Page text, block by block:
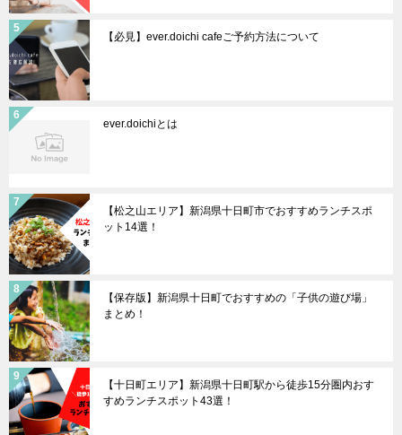
【必見】ever.doichi cafeご予約方法について
ever.doichiとは
【松之山エリア】新潟県十日町市でおすすめランチスポ
ット14選！
【保存版】新潟県十日町でおすすめの「子供の遊び場」
まとめ！
【十日町エリア】新潟県十日町駅から徒歩15分圏内おす
すめランチスポット43選！